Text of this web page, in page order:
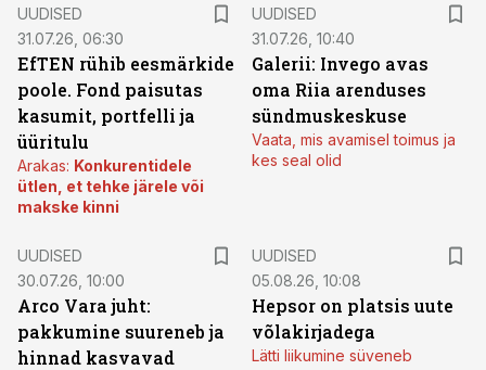
UUDISED
31.07.26, 06:30
EfTEN rühib eesmärkide
poole. Fond paisutas
kasumit, portfelli ja
üüritulu
Arakas: Konkurentidele
ütlen, et tehke järele või
makske kinni
UUDISED
31.07.26, 10:40
Galerii: Invego avas
oma Riia arenduses
sündmuskeskuse
Vaata, mis avamisel toimus ja
kes seal olid
UUDISED
30.07.26, 10:00
Arco Vara juht:
pakkumine suureneb ja
hinnad kasvavad
UUDISED
05.08.26, 10:08
Hepsor on platsis uute
võlakirjadega
Lätti liikumine süveneb